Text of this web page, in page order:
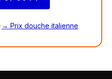
·→ Prix douche italienne